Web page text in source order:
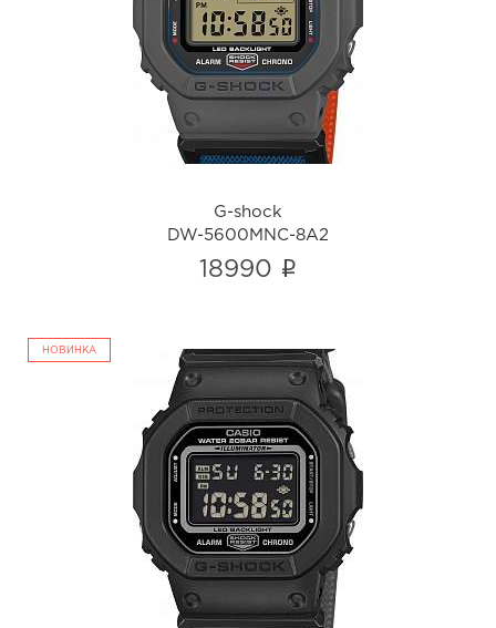
G-shock
DW-5600MNC-8A2
i
G-shock
DW-5600MNC-8A2
18990 i
НОВИНКА
G-shock
DW-5600MNC-1
i